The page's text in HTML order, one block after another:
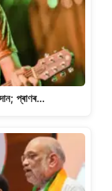
প্ৰাণৰ…